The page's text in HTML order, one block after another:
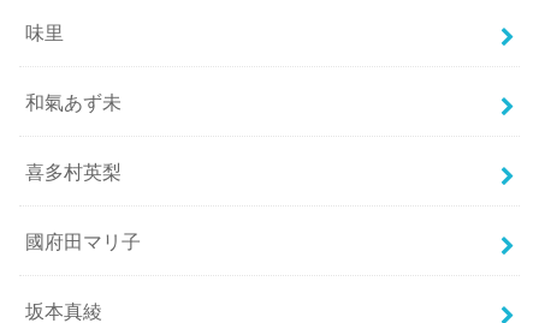
味里
和氣あず未
喜多村英梨
國府田マリ子
坂本真綾